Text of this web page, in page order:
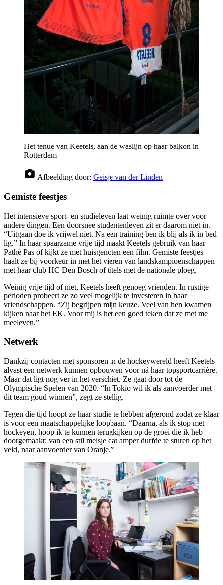
Het tenue van Keetels, aan de waslijn op haar balkon in
Rotterdam
Afbeelding door: Geisje van der Linden
Gemiste feestjes
Het intensieve sport- en studieleven laat weinig ruimte over voor
andere dingen. Een doorsnee studentenleven zit er daarom niet in.
“Uitgaan doe ik vrijwel niet. Na een training ben ik blij als ik in bed
lig.” In haar spaarzame vrije tijd maakt Keetels gebruik van haar
Pathé Pas of kijkt ze met huisgenoten een film. Gemiste feestjes
haalt ze bij voorkeur in met het vieren van landskampioenschappen
met haar club HC Den Bosch of titels met de nationale ploeg.
Weinig vrije tijd of niet, Keetels heeft genoeg vrienden. In rustige
perioden probeert ze zo veel mogelijk te investeren in haar
vriendschappen. “Zij begrijpen mijn keuze. Veel van hen kwamen
kijken naar het EK. Voor mij is het een goed teken dat ze met me
meeleven.”
Netwerk
Dankzij contacten met sponsoren in de hockeywereld heeft Keetels
alvast een netwerk kunnen opbouwen voor ná haar topsportcarrière.
Maar dat ligt nog ver in het verschiet. Ze gaat door tot de
Olympische Spelen van 2020. “In Tokio wil ik als aanvoerder met
dit team goud winnen”, zegt ze stellig.
Tegen die tijd hoopt ze haar studie te hebben afgerond zodat ze klaar
is voor een maatschappelijke loopbaan. “Daarna, als ik stop met
hockeyen, hoop ik te kunnen terugkijken op de groei die ik heb
doorgemaakt: van een stil meisje dat amper durfde te sturen op het
veld, naar aanvoerder van Oranje.”